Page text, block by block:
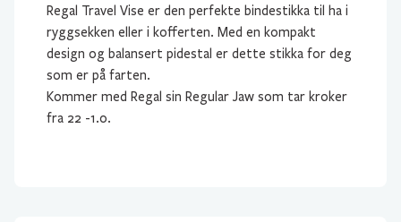
Regal Travel Vise er den perfekte bindestikka til ha i
ryggsekken eller i kofferten. Med en kompakt
design og balansert pidestal er dette stikka for deg
som er på farten.
Kommer med Regal sin Regular Jaw som tar kroker
fra 22 -1.0.